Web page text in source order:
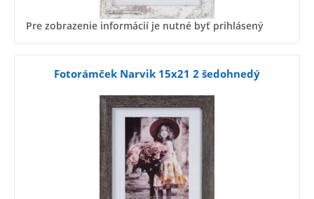
Pre zobrazenie informácií je nutné byť prihlásený
Fotorámček Narvik 15x21 2 šedohnedý